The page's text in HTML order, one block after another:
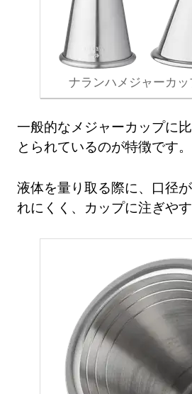
ナランハメジャーカ
一般的なメジャーカップに
とられているのが特徴です。
液体を量り取る際に、口径
れにくく、カップに注ぎや